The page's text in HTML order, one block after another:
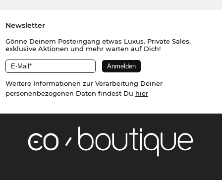
Newsletter
Gönne Deinem Posteingang etwas Luxus. Private Sales,
exklusive Aktionen und mehr warten auf Dich!
Weitere Informationen zur Verarbeitung Deiner
personenbezogenen Daten findest Du hier